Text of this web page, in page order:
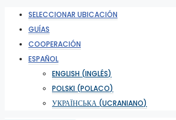
SELECCIONAR UBICACIÓN
GUÍAS
COOPERACIÓN
ESPAÑOL
ENGLISH (INGLÉS)
POLSKI (POLACO)
УКРАЇНСЬКА (UCRANIANO)